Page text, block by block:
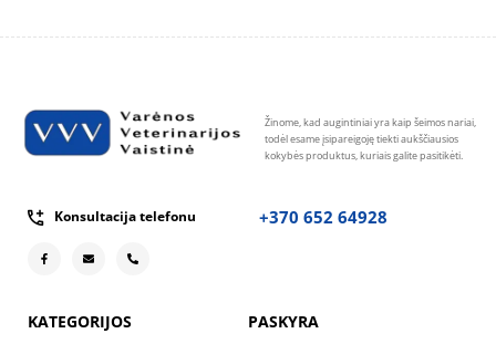
Žinome, kad augintiniai yra kaip šeimos nariai,
todėl esame įsipareigoję tiekti aukščiausios
kokybės produktus, kuriais galite pasitikėti.
Konsultacija telefonu +370 652 64928
KATEGORIJOS PASKYRA